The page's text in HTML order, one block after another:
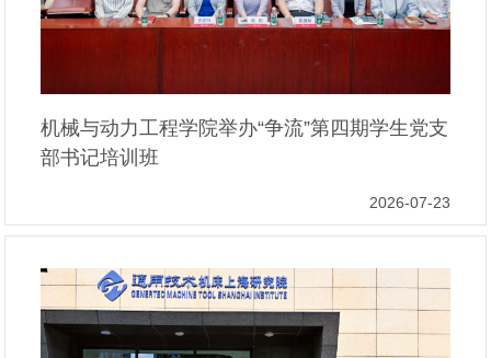
机械与动力工程学院举办“争流”第四期学生党支
部书记培训班
2026-07-23